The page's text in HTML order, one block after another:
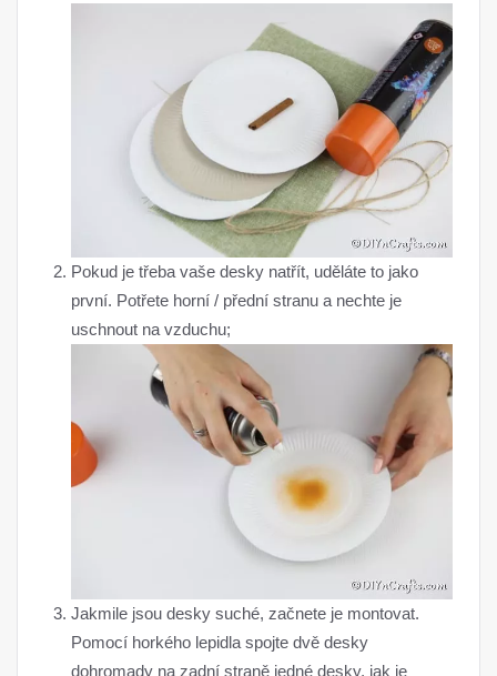
Pokud je třeba vaše desky natřít, uděláte to jako
první. Potřete horní / přední stranu a nechte je
uschnout na vzduchu;
Jakmile jsou desky suché, začnete je montovat.
Pomocí horkého lepidla spojte dvě desky
dohromady na zadní straně jedné desky, jak je